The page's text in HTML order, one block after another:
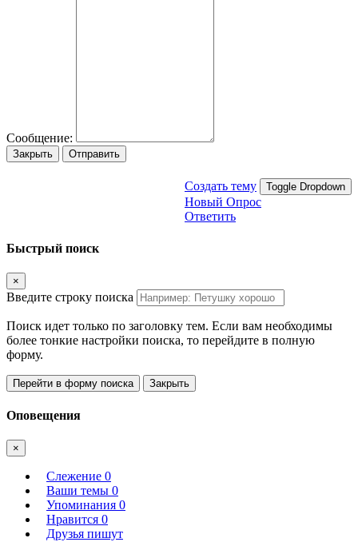
Сообщение:
Закрыть Отправить
Создать тему Toggle Dropdown
Новый Опрос
Ответить
Быстрый поиск
×
Введите строку поиска
Поиск идет только по заголовку тем. Если вам необходимы
более тонкие настройки поиска, то перейдите в полную
форму.
Перейти в форму поиска Закрыть
Оповещения
×
Слежение 0
Ваши темы 0
Упоминания 0
Нравится 0
Друзья пишут